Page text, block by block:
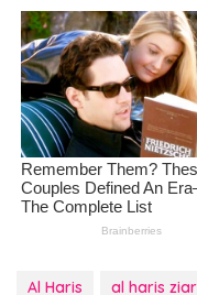
Al Haris al haris